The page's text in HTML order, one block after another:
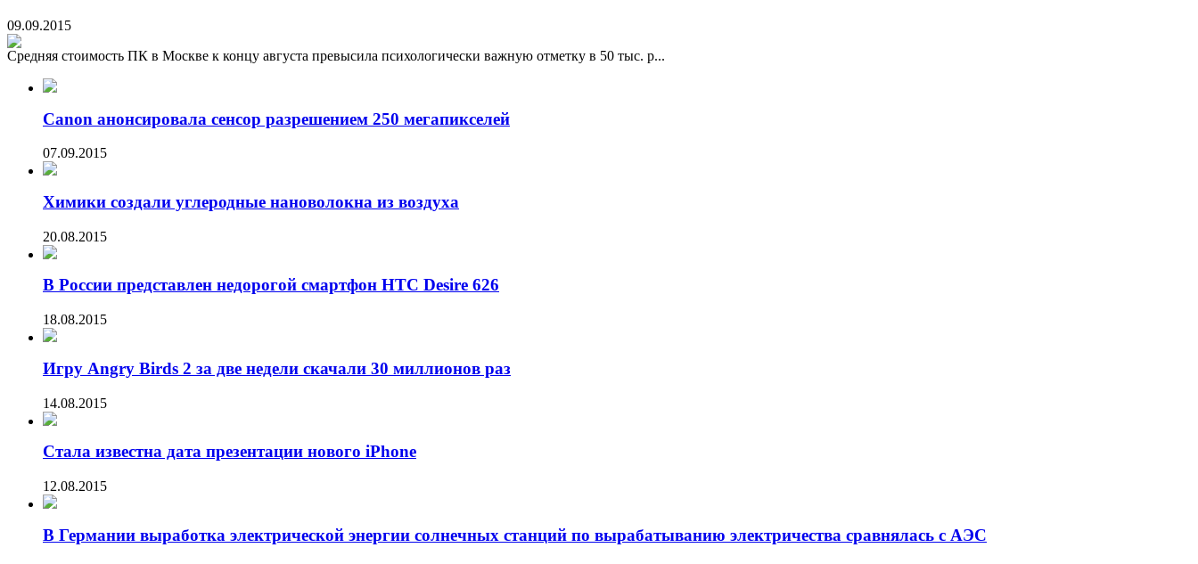
09.09.2015
Средняя стоимость ПК в Москве к концу августа превысила психологически важную отметку в 50 тыс. р...
Canon анонсировала сенсор разрешением 250 мегапикселей
07.09.2015
Химики создали углеродные нановолокна из воздуха
20.08.2015
В России представлен недорогой смартфон HTC Desire 626
18.08.2015
Игру Angry Birds 2 за две недели скачали 30 миллионов раз
14.08.2015
Стала известна дата презентации нового iPhone
12.08.2015
В Германии выработка электрической энергии солнечных станций по вырабатыванию электричества сравнялась с АЭС